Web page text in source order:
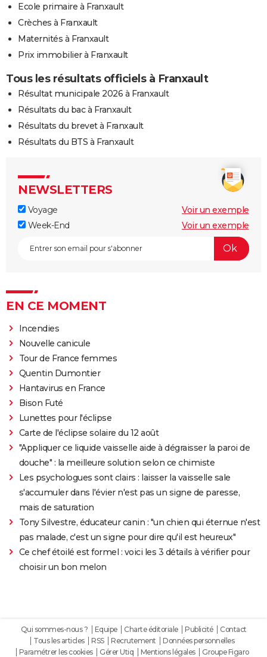
Ecole primaire à Franxault
Crèches à Franxault
Maternités à Franxault
Prix immobilier à Franxault
Tous les résultats officiels à Franxault
Résultat municipale 2026 à Franxault
Résultats du bac à Franxault
Résultats du brevet à Franxault
Résultats du BTS à Franxault
NEWSLETTERS
Voyage
Voir un exemple
Week-End
Voir un exemple
EN CE MOMENT
Incendies
Nouvelle canicule
Tour de France femmes
Quentin Dumontier
Hantavirus en France
Bison Futé
Lunettes pour l'éclipse
Carte de l'éclipse solaire du 12 août
"Appliquer ce liquide vaisselle aide à dégraisser la paroi de
douche" : la meilleure solution selon ce chimiste
Les psychologues sont clairs : laisser la vaisselle sale
s'accumuler dans l'évier n'est pas un signe de paresse,
mais de saturation
Tony Silvestre, éducateur canin : "un chien qui éternue n'est
pas malade, c'est un signe pour dire qu'il est heureux"
Ce chef étoilé est formel : voici les 3 détails à vérifier pour
choisir un bon melon
Qui sommes-nous ? Equipe Charte éditoriale Publicité
Contact
Tous les articles
RSS Recrutement
Données personnelles
Paramétrer les cookies
Gérer Utiq Mentions légales Groupe Figaro